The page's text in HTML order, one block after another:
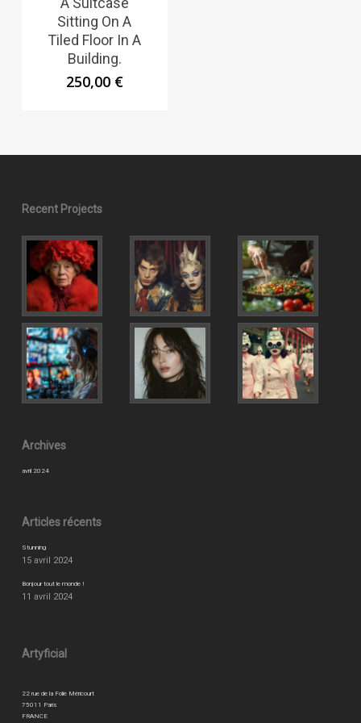
Sitting On A
Tiled Floor In A
Building.
250,00 €
Recent Projects
Archives
avril 2024
Articles récents
Stunning
15 avril 2024
Bonjour tout le monde !
11 avril 2024
Artyficial
22 rue de la Folie Méricourt
75011 Paris
FRANCE